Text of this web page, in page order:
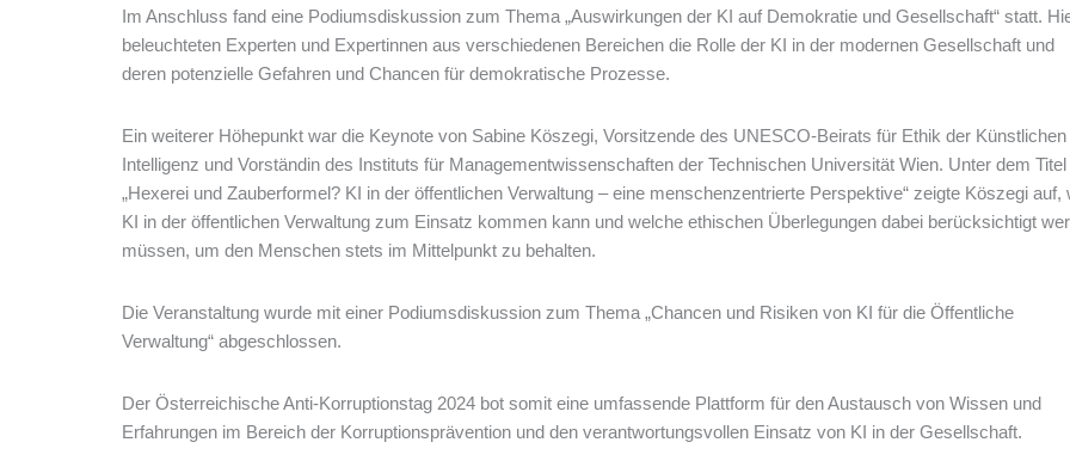
Im Anschluss fand eine Podiumsdiskussion zum Thema „Auswirkungen der KI auf Demokratie und Gesellschaft“ statt.
beleuchteten Experten und Expertinnen aus verschiedenen Bereichen die Rolle der KI in der modernen Gesellschaft und
deren potenzielle Gefahren und Chancen für demokratische Prozesse.
Ein weiterer Höhepunkt war die Keynote von Sabine Köszegi, Vorsitzende des UNESCO-Beirats für Ethik der Künstlichen
Intelligenz und Vorständin des Instituts für Managementwissenschaften der Technischen Universität Wien. Unter dem Titel
„Hexerei und Zauberformel? KI in der öffentlichen Verwaltung – eine menschenzentrierte Perspektive“ zeigte Köszegi auf,
KI in der öffentlichen Verwaltung zum Einsatz kommen kann und welche ethischen Überlegungen dabei berücksichtigt
müssen, um den Menschen stets im Mittelpunkt zu behalten.
Die Veranstaltung wurde mit einer Podiumsdiskussion zum Thema „Chancen und Risiken von KI für die Öffentliche
Verwaltung“ abgeschlossen.
Der Österreichische Anti-Korruptionstag 2024 bot somit eine umfassende Plattform für den Austausch von Wissen und
Erfahrungen im Bereich der Korruptionsprävention und den verantwortungsvollen Einsatz von KI in der Gesellschaft.